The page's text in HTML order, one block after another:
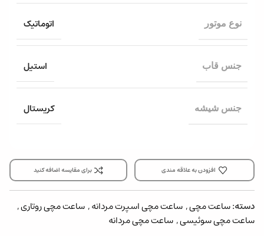
نوع موتور اتوماتیک
جنس قاب استیل
جنس شیشه کریستال
افزودن به علاقه مندی برای مقایسه اضافه کنید
دسته:ساعت مچی, ساعت مچی اسپرت مردانه, ساعت مچی روتاری,
ساعت مچی سوئیسی, ساعت مچی مردانه